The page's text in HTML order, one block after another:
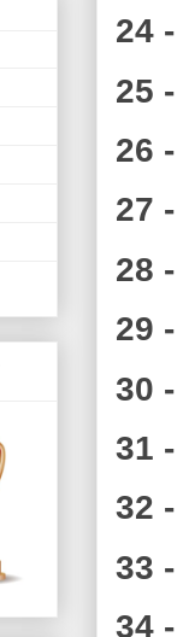
24
25
26
27
28
29
30
31
32
33
34